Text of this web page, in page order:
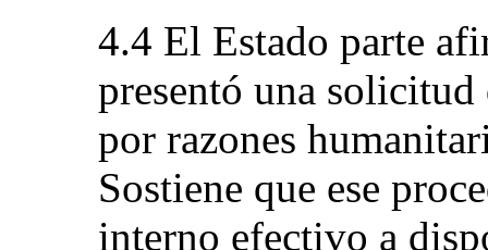
4.4 El Estado parte
presentó una solicitud
por razones
Sostiene que ese
interno efectivo a